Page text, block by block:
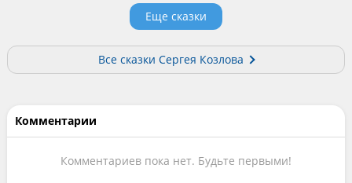
Еще сказки
Все сказки Сергея Козлова
Комментарии
Комментариев пока нет. Будьте первыми!